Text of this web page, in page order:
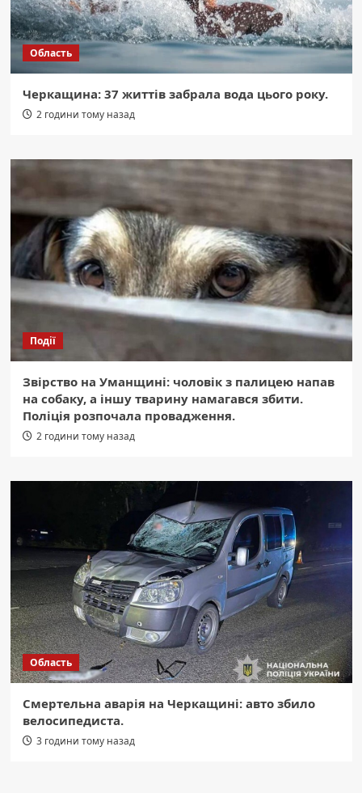
Область
Черкащина: 37 життів забрала вода цього року.
2 години тому назад
Події
Звірство на Уманщині: чоловік з палицею напав
на собаку, а іншу тварину намагався збити.
Поліція розпочала провадження.
2 години тому назад
Область
Смертельна аварія на Черкащині: авто збило
велосипедиста.
3 години тому назад